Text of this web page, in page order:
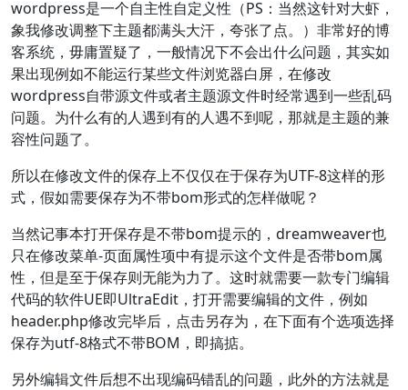
wordpress是一个自主性自定义性（PS：当然这针对大虾，
象我修改调整下主题都满头大汗，夸张了点。）非常好的博
客系统，毋庸置疑了，一般情况下不会出什么问题，其实如
果出现例如不能运行某些文件浏览器白屏，在修改
wordpress自带源文件或者主题源文件时经常遇到一些乱码
问题。为什么有的人遇到有的人遇不到呢，那就是主题的兼
容性问题了。
所以在修改文件的保存上不仅仅在于保存为UTF-8这样的形
式，假如需要保存为不带bom形式的怎样做呢？
当然记事本打开保存是不带bom提示的，dreamweaver也
只在修改菜单-页面属性项中有提示这个文件是否带bom属
性，但是至于保存则无能为力了。这时就需要一款专门编辑
代码的软件UE即UltraEdit，打开需要编辑的文件，例如
header.php修改完毕后，点击另存为，在下面有个选项选择
保存为utf-8格式不带BOM，即搞掂。
另外编辑文件后想不出现编码错乱的问题，此外的方法就是